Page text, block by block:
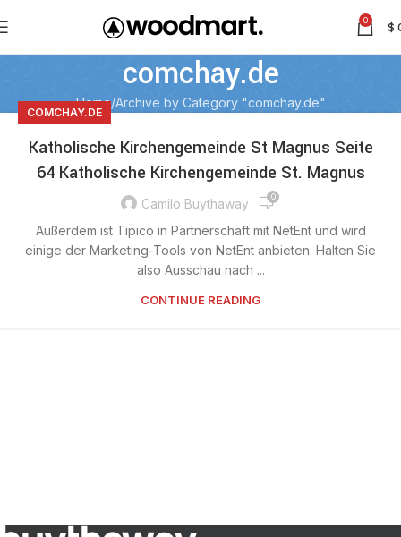
0 $
comchay.de
Home Archive by Category "comchay.de"
COMCHAY.DE
Katholische Kirchengemeinde St Magnus Seite
64 Katholische Kirchengemeinde St. Magnus
Camilo Buythaway 0
Außerdem ist Tipico in Partnerschaft mit NetEnt und wird
einige der Marketing-Tools von NetEnt anbieten. Halten Sie
also Ausschau nach ...
CONTINUE READING